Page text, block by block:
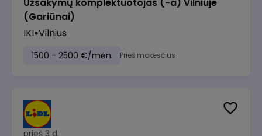
(Gariūnai)
IKI Vilnius
1500 - 2500 €/mėn. Prieš mokesčius
prieš 3 d.